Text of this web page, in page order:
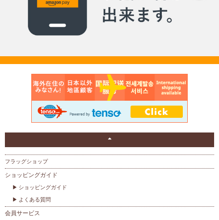
フラッグショップ
ショッピングガイド
ショッピングガイド
よくある質問
会員サービス